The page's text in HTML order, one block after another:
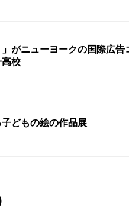
がニューヨークの国際広告
校
どもの絵の作品展